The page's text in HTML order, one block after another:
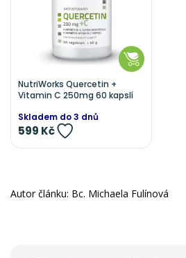
NutriWorks Quercetin +
Vitamin C 250mg 60 kapslí
Skladem do 3 dnů
599 Kč
Autor článku: Bc. Michaela Fulínová